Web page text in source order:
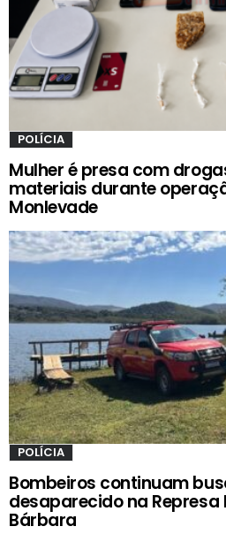
POLÍCIA
Mulher é presa com
materiais durante
Monlevade
POLÍCIA
Bombeiros continuam
desaparecido na Represa
Bárbara